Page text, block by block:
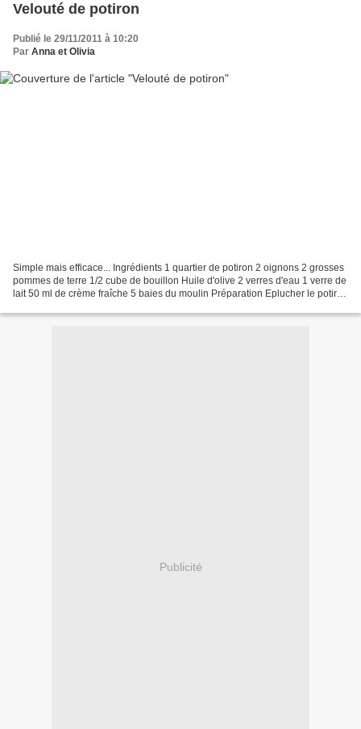
Velouté de potiron
Publié le 29/11/2011 à 10:20
Par Anna et Olivia
Simple mais efficace... Ingrédients 1 quartier de potiron 2 oignons 2 grosses
pommes de terre 1/2 cube de bouillon Huile d'olive 2 verres d'eau 1 verre de
lait 50 ml de crème fraîche 5 baies du moulin Préparation Eplucher le potiron
Publicité